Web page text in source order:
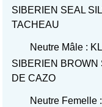
SIBERIEN SEAL
TACHEAU
Neutre Mâle :
SIBERIEN BROWN
DE CAZO
Neutre Femelle